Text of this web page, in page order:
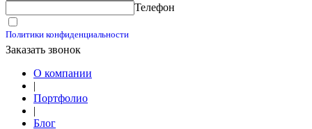
Телефон
Политики конфиденциальности
Заказать звонок
О компании
|
Портфолио
|
Блог